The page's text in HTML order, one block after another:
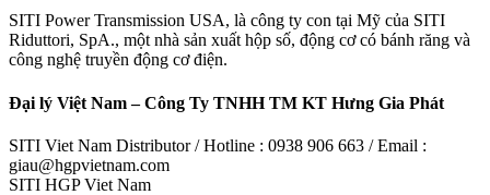
SITI Power Transmission USA, là công ty con tại Mỹ của SITI
Riduttori, SpA., một nhà sản xuất hộp số, động cơ có bánh răng và
công nghệ truyền động cơ điện.
Đại lý Việt Nam – Công Ty TNHH TM KT Hưng Gia Phát
SITI Viet Nam Distributor / Hotline : 0938 906 663 / Email :
giau@hgpvietnam.com
SITI HGP Viet Nam